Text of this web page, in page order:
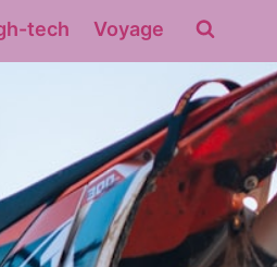
tech Voyage